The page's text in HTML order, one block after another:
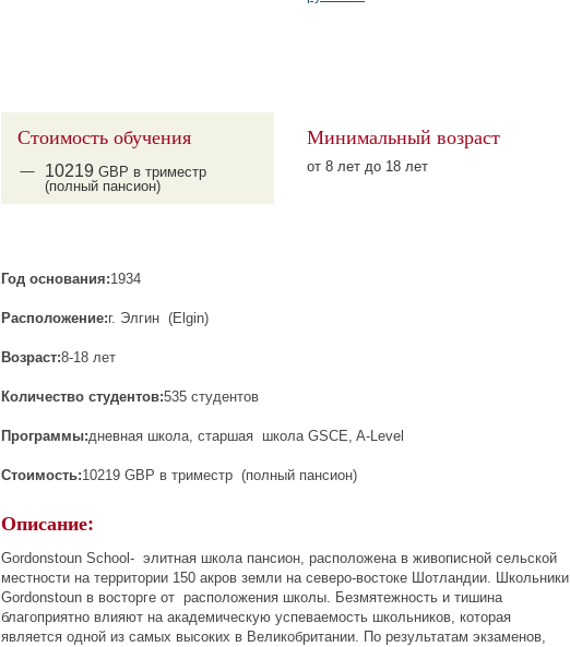
Стоимость обучения
10219 GBP в триместр
(полный пансион)
Минимальный возраст
от 8 лет до 18 лет
Год основания:1934
Расположение:г. Элгин (Elgin)
Возраст:8-18 лет
Количество студентов:535 студентов
Программы:дневная школа, старшая школа GSCE, A-Level
Стоимость:10219 GBP в триместр (полный пансион)
Описание:
Gordonstoun School- элитная школа пансион, расположена в живописной сельской
местности на территории 150 акров земли на северо-востоке Шотландии. Школьники
Gordonstoun в восторге от расположения школы. Безмятежность и тишина
благоприятно влияют на академическую успеваемость школьников, которая
является одной из самых высоких в Великобритании. По результатам экзаменов,